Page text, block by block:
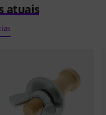
atuais